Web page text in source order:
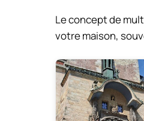
Le concept de
votre maison,